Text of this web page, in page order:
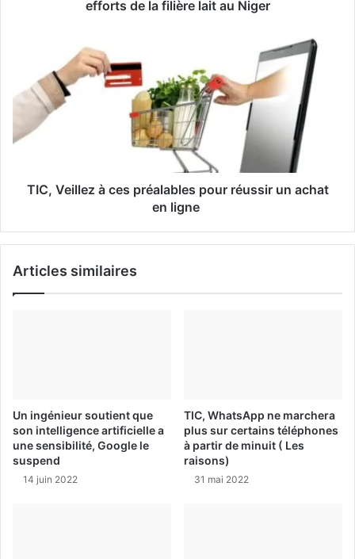
efforts de la filière lait au Niger
TIC, Veillez à ces préalables pour réussir un achat
en ligne
Articles similaires
Un ingénieur soutient que
son intelligence artificielle a
une sensibilité, Google le
suspend
14 juin 2022
TIC, WhatsApp ne marchera
plus sur certains téléphones
à partir de minuit ( Les
raisons)
31 mai 2022